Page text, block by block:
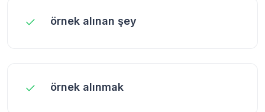
örnek alınan şey
örnek alınmak